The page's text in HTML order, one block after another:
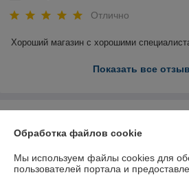
Отлично
Хороший магазин с хорошими
Показать все
Обработка файлов cookie
Мы используем файлы cookies для
пользователей портала и